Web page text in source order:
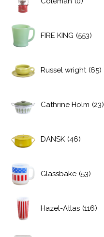
FIRE KING (553)
Russel wright (65)
Cathrine Holm (23)
DANSK (46)
Glassbake (53)
Hazel-Atlas (116)